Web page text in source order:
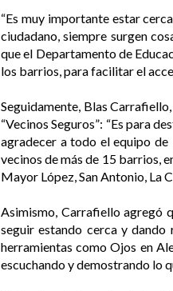
“Es muy importante estar
ciudadano, siempre surgen
que el Departamento de
los barrios, para facilitar el
Seguidamente, Blas
“Vecinos Seguros”: “Es para
agradecer a todo el equipo de
vecinos de más de 15 barrios,
Mayor López, San Antonio, La
Asimismo, Carrafiello agregó
seguir estando cerca y dando
herramientas como Ojos en
escuchando y demostrando lo